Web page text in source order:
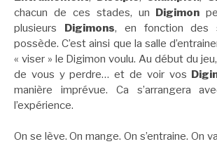
chacun de ces stades, un Digimon
plusieurs Digimons, en fonction des
possède. C’est ainsi que la salle
« viser » le Digimon voulu. Au début du
de vous y perdre… et de voir vos
manière imprévue. Ca s’arrangera
l’expérience.
On se lève. On mange. On s’entraine. On